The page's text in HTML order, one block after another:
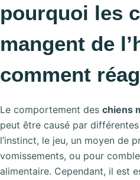
pourquoi les
mangent de
comment
Le comportement des chiens
peut être causé par
l’instinct, le jeu, un moyen de
vomissements, ou pour
alimentaire. Cependant, il est